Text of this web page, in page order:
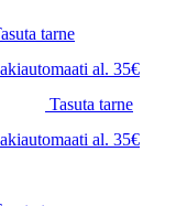
tarne
al. 35€
Tasuta tarne
al. 35€